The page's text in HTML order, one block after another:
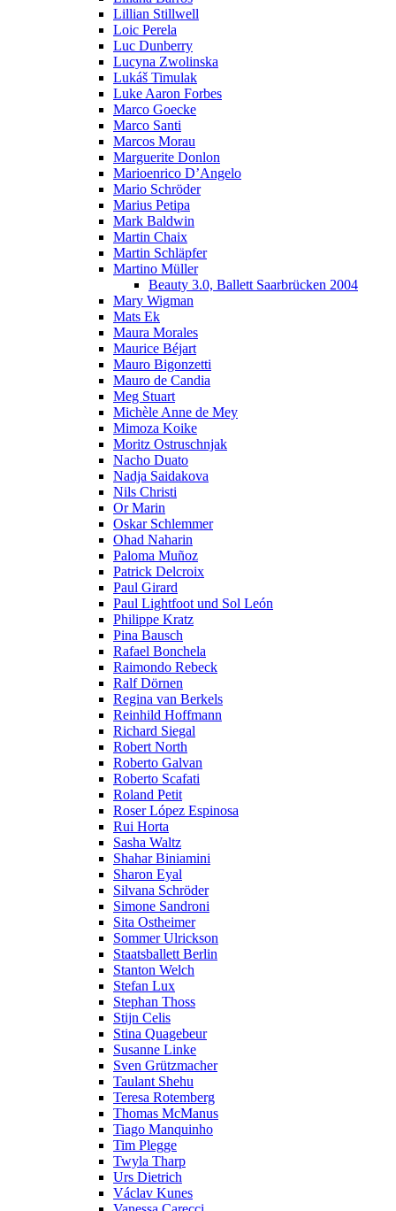
Lillian Stillwell
Loic Perela
Luc Dunberry
Lucyna Zwolinska
Lukáš Timulak
Luke Aaron Forbes
Marco Goecke
Marco Santi
Marcos Morau
Marguerite Donlon
Marioenrico D’Angelo
Mario Schröder
Marius Petipa
Mark Baldwin
Martin Chaix
Martin Schläpfer
Martino Müller
Beauty 3.0, Ballett Saarbrücken 2004
Mary Wigman
Mats Ek
Maura Morales
Maurice Béjart
Mauro Bigonzetti
Mauro de Candia
Meg Stuart
Michèle Anne de Mey
Mimoza Koike
Moritz Ostruschnjak
Nacho Duato
Nadja Saidakova
Nils Christi
Or Marin
Oskar Schlemmer
Ohad Naharin
Paloma Muñoz
Patrick Delcroix
Paul Girard
Paul Lightfoot und Sol León
Philippe Kratz
Pina Bausch
Rafael Bonchela
Raimondo Rebeck
Ralf Dörnen
Regina van Berkels
Reinhild Hoffmann
Richard Siegal
Robert North
Roberto Galvan
Roberto Scafati
Roland Petit
Roser López Espinosa
Rui Horta
Sasha Waltz
Shahar Biniamini
Sharon Eyal
Silvana Schröder
Simone Sandroni
Sita Ostheimer
Sommer Ulrickson
Staatsballett Berlin
Stanton Welch
Stefan Lux
Stephan Thoss
Stijn Celis
Stina Quagebeur
Susanne Linke
Sven Grützmacher
Taulant Shehu
Teresa Rotemberg
Thomas McManus
Tiago Manquinho
Tim Plegge
Twyla Tharp
Urs Dietrich
Václav Kunes